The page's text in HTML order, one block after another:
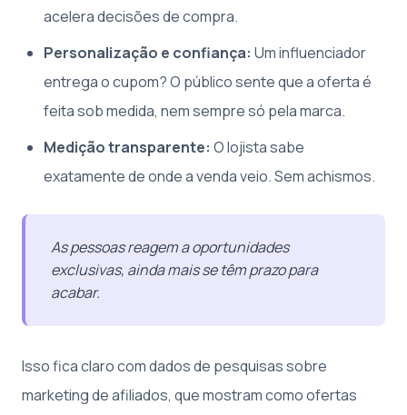
acelera decisões de compra.
Personalização e confiança: Um influenciador
entrega o cupom? O público sente que a oferta é
feita sob medida, nem sempre só pela marca.
Medição transparente: O lojista sabe
exatamente de onde a venda veio. Sem achismos.
As pessoas reagem a oportunidades
exclusivas, ainda mais se têm prazo para
acabar.
Isso fica claro com dados de pesquisas sobre
marketing de afiliados, que mostram como ofertas